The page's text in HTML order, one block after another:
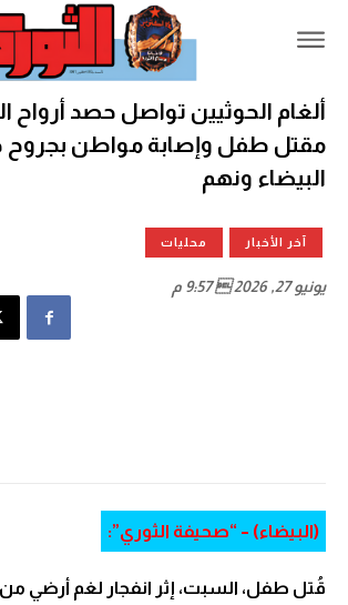
ألغام الحوثيين تواصل حصد أرواح
مقتل طفل وإصابة مواطن بجروح
البيضاء ونهم
آخر الأخبار محليات
يونيو 27, 2026  9:57 م
(البيضاء) – “صحيفة الثوري”:
قُتل طفل، السبت، إثر انفجار لغم أرضي